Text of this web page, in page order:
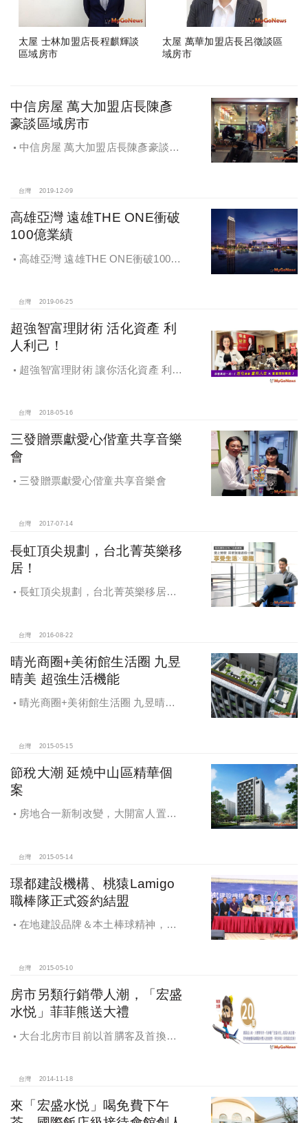
太屋 士林加盟店長程麒輝談
區域房市
太屋 萬華加盟店長呂徵談區
域房市
中信房屋 萬大加盟店長陳彥
豪談區域房市
中信房屋 萬大加盟店長陳彥豪談區
台灣 2019-12-09
高雄亞灣 遠雄THE ONE衝破
100億業績
高雄亞灣 遠雄THE ONE衝破100億
台灣 2019-06-25
超強智富理財術 活化資產 利
人利己！
超強智富理財術 讓你活化資產 利人
台灣 2018-05-16
三發贈票獻愛心偕童共享音樂
會
三發贈票獻愛心偕童共享音樂會
台灣 2017-07-14
長虹頂尖規劃，台北菁英樂移
居！
長虹頂尖規劃，台北菁英樂移居！
台灣 2016-08-22
晴光商圈+美術館生活圈 九昱
晴美 超強生活機能
晴光商圈+美術館生活圈 九昱晴美
台灣 2015-05-15
節稅大潮 延燒中山區精華個
案
房地合一新制改變，大開富人置產
台灣 2015-05-14
璟都建設機構、桃猿Lamigo
職棒隊正式簽約結盟
在地建設品牌＆本土棒球精神，璟
台灣 2015-05-10
房市另類行銷帶人潮，「宏盛
水悦」菲菲熊送大禮
大台北房市目前以首䐟客及首換客
台灣 2014-11-18
來「宏盛水悦」喝免費下午